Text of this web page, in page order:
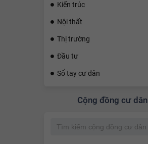
Kiến trúc
Nội thất
Thị trường
Đầu tư
Sổ tay cư dân
Cộng đồng cư dân